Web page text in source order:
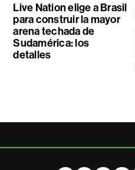
Live Nation elige a Brasil
para construir la mayor
arena techada de
Sudamérica: los
detalles